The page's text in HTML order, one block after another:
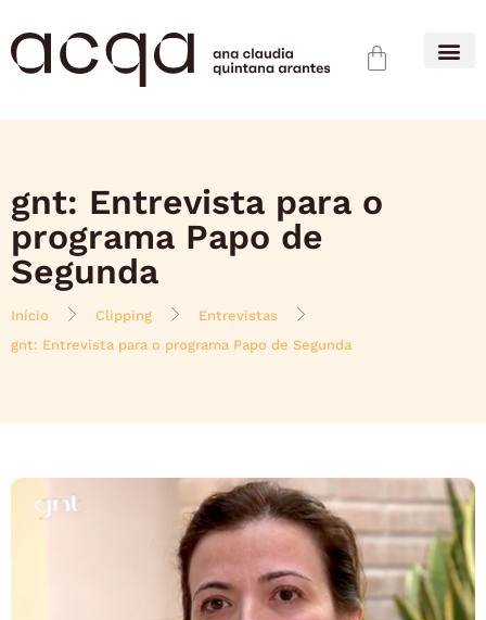
gnt: Entrevista para o
programa Papo de
Segunda
Início Clipping
Entrevistas
gnt: Entrevista para o programa Papo de Segunda